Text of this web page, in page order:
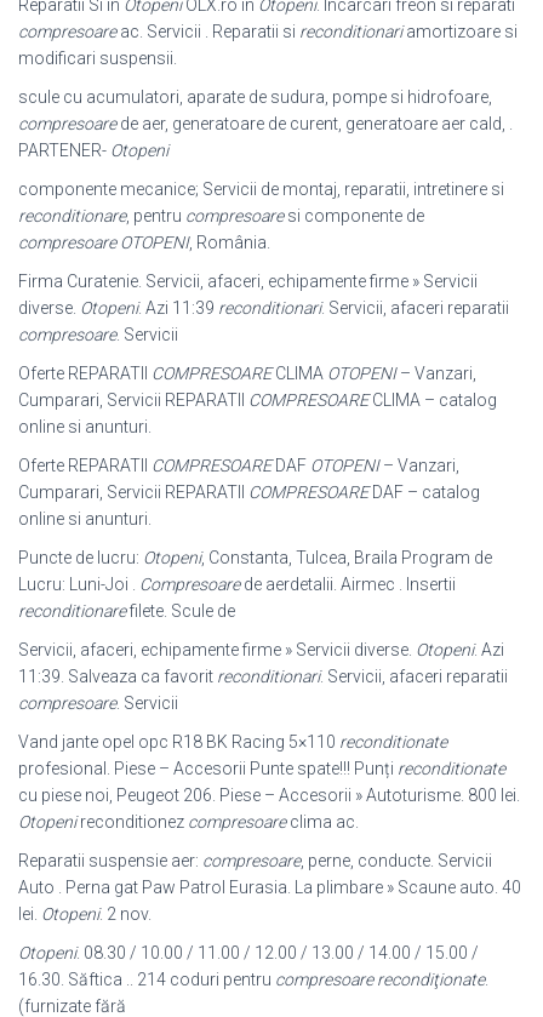
Reparatii Si în OtopeniOLX.ro în Otopeni. Incarcari freon si reparati
compresoareac. Servicii . Reparatii si reconditionariamortizoare si
modificari suspensii.
scule cu acumulatori, aparate de sudura, pompe si hidrofoare,
compresoarede aer, generatoare de curent, generatoare aer cald, .
PARTENER- Otopeni
componente mecanice; Servicii de montaj, reparatii, intretinere si
reconditionare, pentru compresoaresi componente de
compresoare OTOPENI, România.
Firma Curatenie. Servicii, afaceri, echipamente firme » Servicii
diverse. Otopeni. Azi 11:39 reconditionari. Servicii, afaceri reparatii
compresoare. Servicii
Oferte REPARATII COMPRESOARECLIMA OTOPENI– Vanzari,
Cumparari, Servicii REPARATII COMPRESOARECLIMA – catalog
online si anunturi.
Oferte REPARATII COMPRESOAREDAF OTOPENI– Vanzari,
Cumparari, Servicii REPARATII COMPRESOAREDAF – catalog
online si anunturi.
Puncte de lucru: Otopeni, Constanta, Tulcea, Braila Program de
Lucru: Luni-Joi . Compresoarede aerdetalii. Airmec . Insertii
reconditionarefilete. Scule de
Servicii, afaceri, echipamente firme » Servicii diverse. Otopeni. Azi
11:39. Salveaza ca favorit reconditionari. Servicii, afaceri reparatii
compresoare. Servicii
Vand jante opel opc R18 BK Racing 5×110 reconditionate
profesional. Piese – Accesorii Punte spate!!! Punți reconditionate
cu piese noi, Peugeot 206. Piese – Accesorii » Autoturisme. 800 lei.
Otopenireconditionez compresoareclima ac
Reparatii suspensie aer: compresoare, perne, conducte. Servicii
Auto . Perna gat Paw Patrol Eurasia. La plimbare » Scaune auto. 40
lei. Otopeni. 2 nov.
Otopeni. 08.30 / 10.00 / 11.00 / 12.00 / 13.00 / 14.00 / 15.00 /
16.30. Săftica .. 214 coduri pentru compresoare recondiţionate.
(furnizate fără